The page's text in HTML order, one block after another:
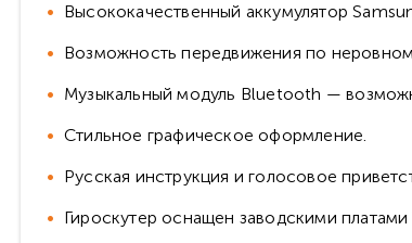
Высококачественный аккумулятор
Возможность передвижения по
Музыкальный модуль Bluetooth —
Стильное графическое оформление.
Русская инструкция и голосовое
Гироскутер оснащен заводскими